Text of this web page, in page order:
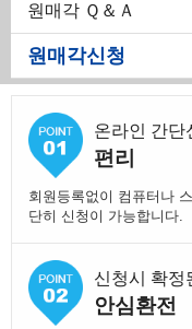
원매각 Ｑ＆Ａ
원매각신청
온라인 간단
편리
회원등록없이 컴퓨터나
단히 신청이 가능합니다.
신청시 확정
안심환전